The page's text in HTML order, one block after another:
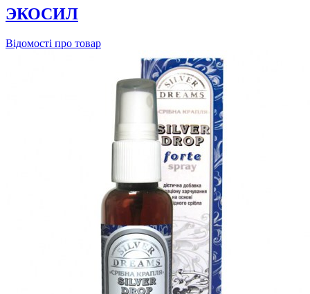
ЭКОСИЛ
Відомості про товар